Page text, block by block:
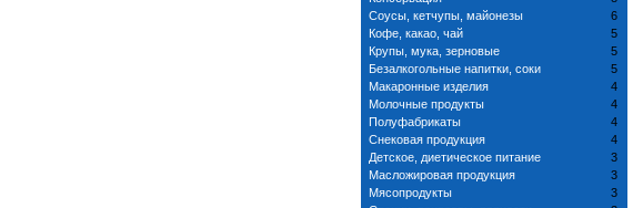
Соусы, кетчупы, майонезы
6
Кофе, какао, чай
5
Крупы, мука, зерновые
5
Безалкогольные напитки, соки
5
Макаронные изделия
4
Молочные продукты
4
Полуфабрикаты
4
Снековая продукция
4
Детское, диетическое питание
3
Масложировая продукция
3
Мясопродукты
3